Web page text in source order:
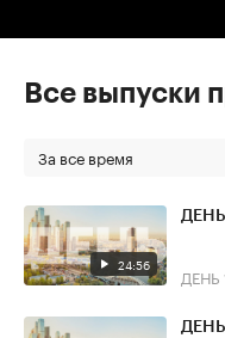
Все выпуски
За все время
24:56 ДЕНЬ